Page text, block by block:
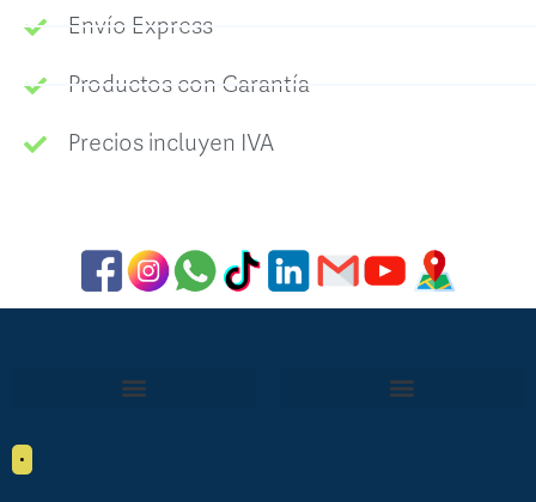
Envío Express
Productos con Garantía
Precios incluyen IVA
•